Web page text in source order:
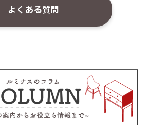
よくある質問